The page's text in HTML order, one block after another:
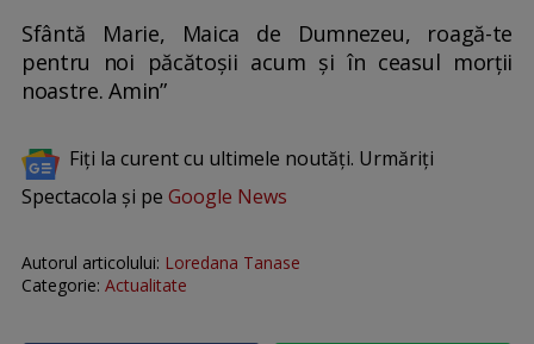
Sfântă Marie, Maica de Dumnezeu, roagă-te
pentru noi păcătoșii acum și în ceasul morții
noastre. Amin”
Fiți la curent cu ultimele noutăți. Urmăriți
Spectacola și pe Google News
Autorul articolului: Loredana Tanase
Categorie: Actualitate